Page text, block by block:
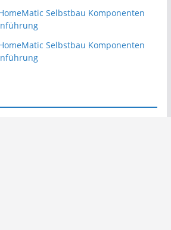
Selbstbau Komponenten
Selbstbau Komponenten